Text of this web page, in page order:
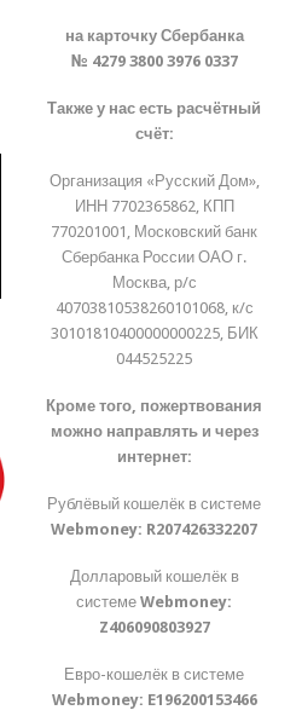
на карточку Сбербанка
№ 4279 3800 3976 0337
Также у нас есть расчётный
счёт:
Организация «Русский Дом»,
ИНН 7702365862, КПП
770201001, Московский банк
Сбербанка России ОАО г.
Москва, р/с
40703810538260101068, к/с
30101810400000000225, БИК
044525225
Кроме того, пожертвования
можно направлять и через
интернет:
Рублёвый кошелёк в системе
Webmoney: R207426332207
Долларовый кошелёк в
системеWebmoney:
Z406090803927
Евро-кошелёк в системе
Webmoney: E196200153466